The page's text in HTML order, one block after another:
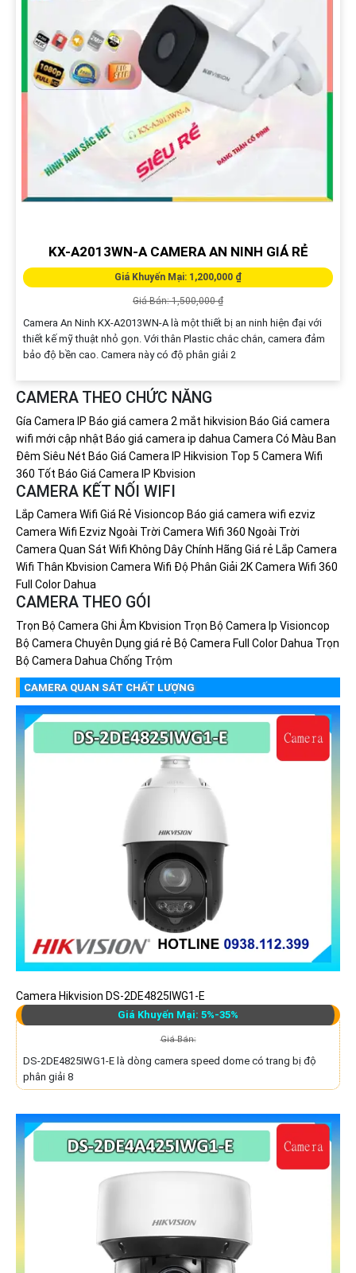
KX-A2013WN-A CAMERA AN NINH GIÁ RẺ
Giá Khuyến Mại: 1,200,000 ₫
Giá Bán: 1,500,000 ₫
Camera An Ninh KX-A2013WN-A là một thiết bị an ninh hiện đại với
thiết kế mỹ thuật nhỏ gọn. Với thân Plastic chắc chắn, camera đảm
bảo độ bền cao. Camera này có độ phân giải 2
CAMERA THEO CHỨC NĂNG
Gía Camera IP Báo giá camera 2 mắt hikvision Báo Giá camera
wifi mới cập nhật Báo giá camera ip dahua Camera Có Màu Ban
Đêm Siêu Nét Báo Giá Camera IP Hikvision Top 5 Camera Wifi
360 Tốt Báo Giá Camera IP Kbvision
CAMERA KẾT NỐI WIFI
Lắp Camera Wifi Giá Rẻ Visioncop Báo giá camera wifi ezviz
Camera Wifi Ezviz Ngoài Trời Camera Wifi 360 Ngoài Trời
Camera Quan Sát Wifi Không Dây Chính Hãng Giá rẻ Lắp Camera
Wifi Thân Kbvision Camera Wifi Độ Phân Giải 2K Camera Wifi 360
Full Color Dahua
CAMERA THEO GÓI
Trọn Bộ Camera Ghi Âm Kbvision Trọn Bộ Camera Ip Visioncop
Bộ Camera Chuyên Dụng giá rẻ Bộ Camera Full Color Dahua Trọn
Bộ Camera Dahua Chống Trộm
CAMERA QUAN SÁT CHẤT LƯỢNG
Camera Hikvision DS-2DE4825IWG1-E
Giá Khuyến Mại: 5%-35%
Giá Bán:
DS-2DE4825IWG1-E là dòng camera speed dome có trang bị độ
phân giải 8